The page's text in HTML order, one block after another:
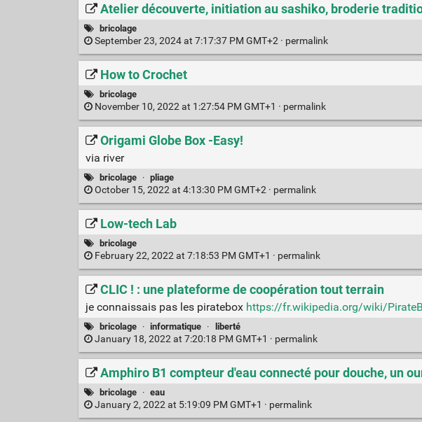
Atelier découverte, initiation au sashiko, broderie
bricolage
September 23, 2024 at 7:17:37 PM GMT+2 · permalink
How to Crochet
bricolage
November 10, 2022 at 1:27:54 PM GMT+1 · permalink
Origami Globe Box -Easy!
via river
bricolage · pliage
October 15, 2022 at 4:13:30 PM GMT+2 · permalink
Low-tech Lab
bricolage
February 22, 2022 at 7:18:53 PM GMT+1 · permalink
CLIC ! : une plateforme de coopération tout terrain
je connaissais pas les piratebox https://fr.wikipedia.org/wiki/
bricolage · informatique · liberté
January 18, 2022 at 7:20:18 PM GMT+1 · permalink
Amphiro B1 compteur d'eau connecté pour douche, un
bricolage · eau
January 2, 2022 at 5:19:09 PM GMT+1 · permalink